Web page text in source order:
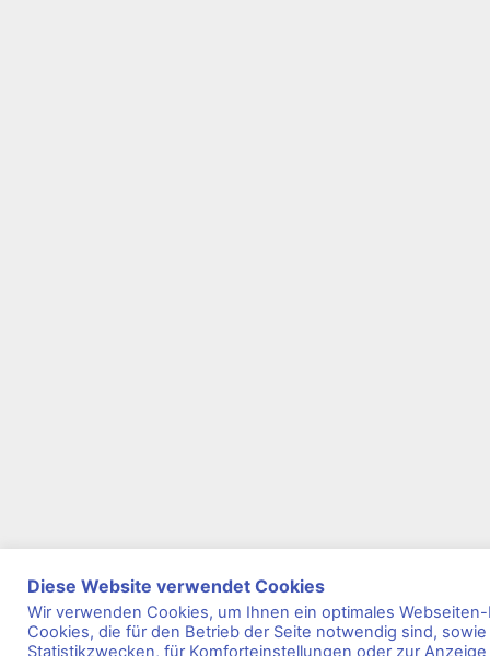
Diese Website verwendet Cookies
Wir verwenden Cookies, um Ihnen ein optimales
Cookies, die für den Betrieb der Seite notwendig sind,
Statistikzwecken, für Komforteinstellungen oder zur